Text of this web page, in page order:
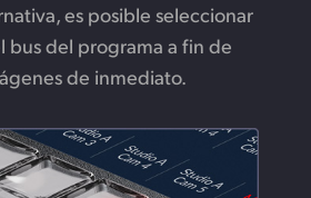
es posible seleccionar
bus del programa a fin de
de inmediato.